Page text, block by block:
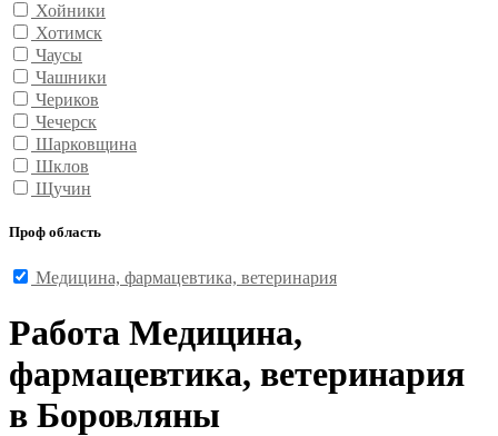
Хойники
Хотимск
Чаусы
Чашники
Чериков
Чечерск
Шарковщина
Шклов
Щучин
Проф область
Медицина, фармацевтика, ветеринария
Работа Медицина,
фармацевтика, ветеринария
в Боровляны